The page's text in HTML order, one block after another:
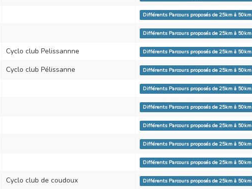
Différents Parcours proposés de 25km à 50km
Différents Parcours proposés de 25km à 50km
Cyclo club Pelissannne Différents Parcours proposés de 25km à 50km
Cyclo club Pélissanne Différents Parcours proposés de 25km à 50km
Différents Parcours proposés de 25km à 50km
Différents Parcours proposés de 25km à 50km
Différents Parcours proposés de 25km à 50km
Différents Parcours proposés de 25km à 50km
Différents Parcours proposés de 25km à 50km
Cyclo club de coudoux Différents Parcours proposés de 25km à 50km